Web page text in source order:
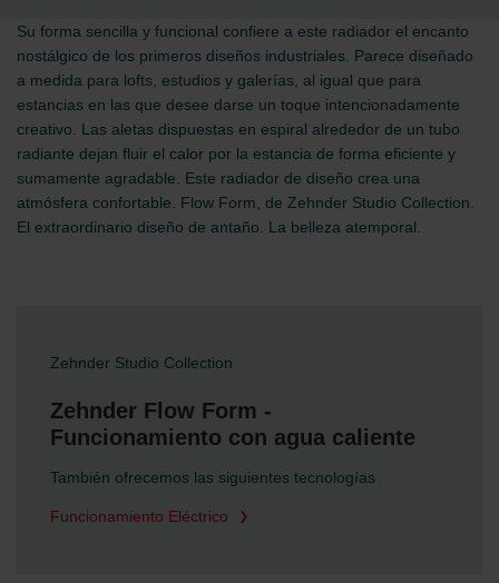
Su forma sencilla y funcional confiere a este radiador el encanto
nostálgico de los primeros diseños industriales. Parece diseñado
a medida para lofts, estudios y galerías, al igual que para
estancias en las que desee darse un toque intencionadamente
creativo. Las aletas dispuestas en espiral alrededor de un tubo
radiante dejan fluir el calor por la estancia de forma eficiente y
sumamente agradable. Este radiador de diseño crea una
atmósfera confortable. Flow Form, de Zehnder Studio Collection.
El extraordinario diseño de antaño. La belleza atemporal.
Zehnder Studio Collection
Zehnder Flow Form -
Funcionamiento con agua caliente
También ofrecemos las siguientes tecnologías
Funcionamiento Eléctrico